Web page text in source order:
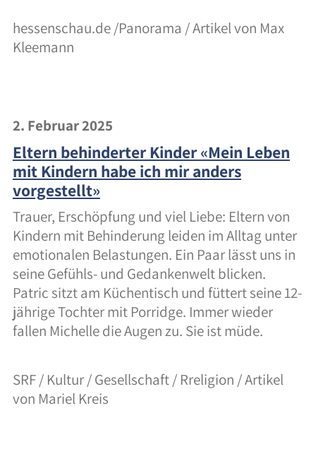
hessenschau.de /Panorama / Artikel von Max
Kleemann
2. Februar 2025
Eltern behinderter Kinder «Mein Leben
mit Kindern habe ich mir anders
vorgestellt»
Trauer, Erschöpfung und viel Liebe: Eltern von
Kindern mit Behinderung leiden im Alltag unter
emotionalen Belastungen. Ein Paar lässt uns in
seine Gefühls- und Gedankenwelt blicken.
Patric sitzt am Küchentisch und füttert seine 12-
jährige Tochter mit Porridge. Immer wieder
fallen Michelle die Augen zu. Sie ist müde.
SRF / Kultur / Gesellschaft / Rreligion / Artikel
von Mariel Kreis